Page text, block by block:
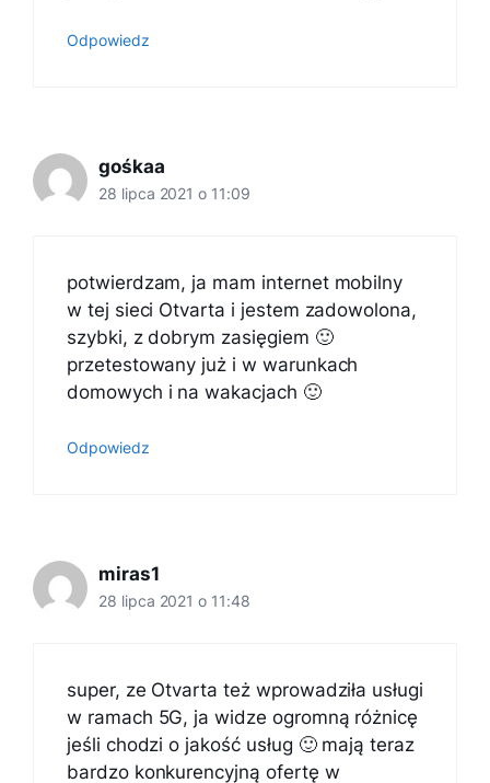
Odpowiedz
gośkaa
28 lipca 2021 o 11:09
potwierdzam, ja mam internet mobilny
w tej sieci Otvarta i jestem zadowolona,
szybki, z dobrym zasięgiem 🙂
przetestowany już i w warunkach
domowych i na wakacjach 🙂
Odpowiedz
miras1
28 lipca 2021 o 11:48
super, ze Otvarta też wprowadziła usługi
w ramach 5G, ja widze ogromną różnicę
jeśli chodzi o jakość usług 🙂 mają teraz
bardzo konkurencyjną ofertę w